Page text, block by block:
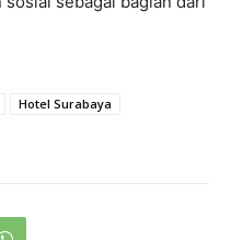
Hotel Surabaya